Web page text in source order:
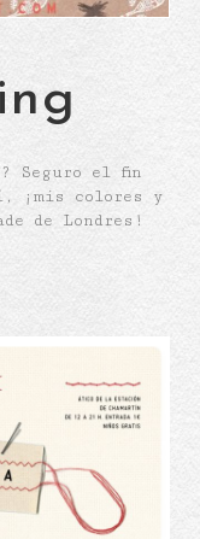
Seguro el fin
¡mis colores y
de Londres!